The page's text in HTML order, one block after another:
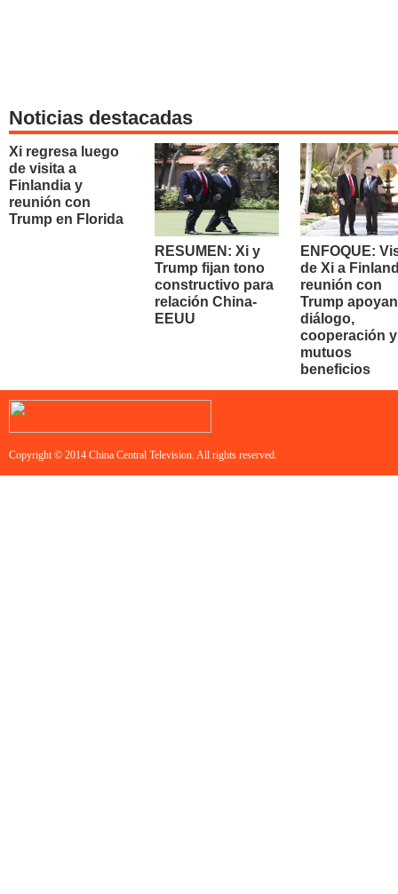
Noticias destacadas
Xi regresa luego
de visita a
Finlandia y
reunión con
Trump en Florida
RESUMEN: Xi y
Trump fijan tono
constructivo para
relación China-
EEUU
ENFOQUE:
de Xi a
reunión con
Trump apoyan
diálogo,
cooperación y
mutuos
beneficios
Copyright © 2014 China Central Television. All rights reserved.